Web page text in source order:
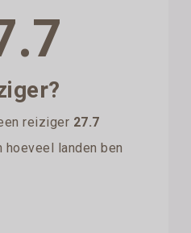
reiziger 27.7
hoeveel landen ben